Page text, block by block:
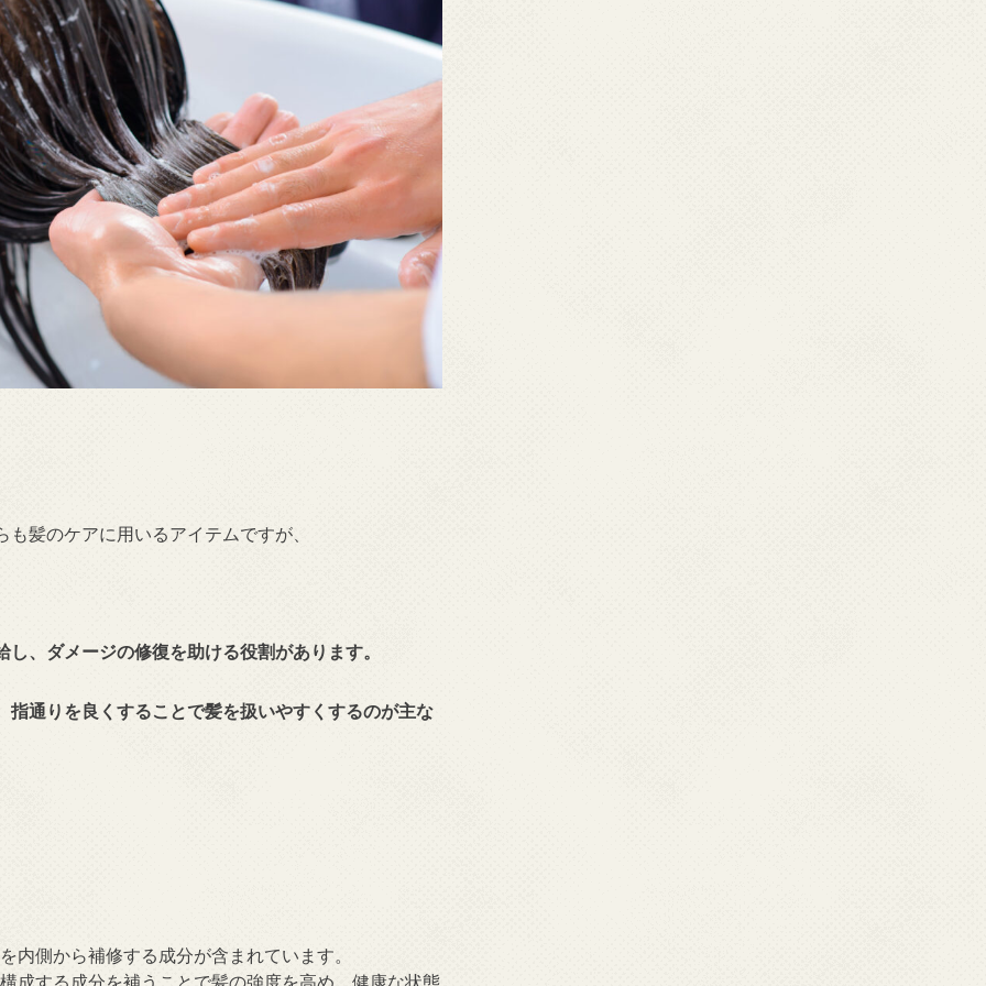
髪のケアに用いるアイテムですが、
、ダメージの修復を助ける役割があります。
指通りを良くすることで髪を扱いやすくするのが主な
内側から補修する成分が含まれています。
成する成分を補うことで髪の強度を高め、健康な状態